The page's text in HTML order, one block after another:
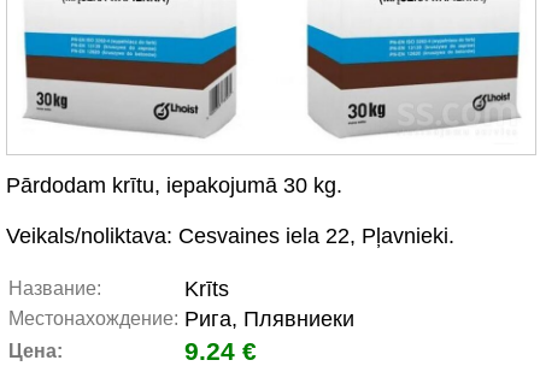
Pārdodam krītu, iepakojumā 30 kg.
Veikals/noliktava: Cesvaines iela 22, Pļavnieki.
Название: Krīts
Местонахождение: Рига, Плявниеки
Цена: 9.24 €